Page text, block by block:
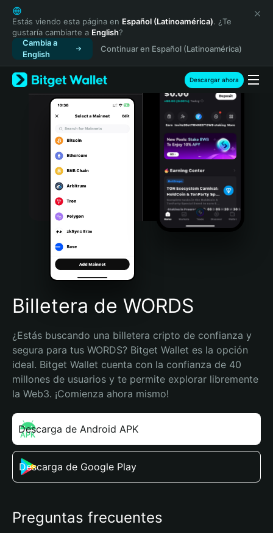
English
日本語
Tiếng Việt
Русский
Español (Latinoamérica)
Türkçe
Italiano
Português (Portugal)
Bahasa Indonesia
Português (Brasil)
Español (Argentina)
Estás viendo esta página en Español (Latinoamérica). ¿Te
gustaría cambiarte a English?
Cambia a
English
Continuar en Español (Latinoamérica)
Descargar ahora
Billetera de WORDS
¿Estás buscando una billetera cripto de confianza y
segura para tus WORDS? Bitget Wallet es la opción
ideal. Bitget Wallet cuenta con la confianza de 40
millones de usuarios y te permite explorar libremente
la Web3. ¡Comienza ahora mismo!
Descarga de Android APK
Descarga de Google Play
Preguntas frecuentes